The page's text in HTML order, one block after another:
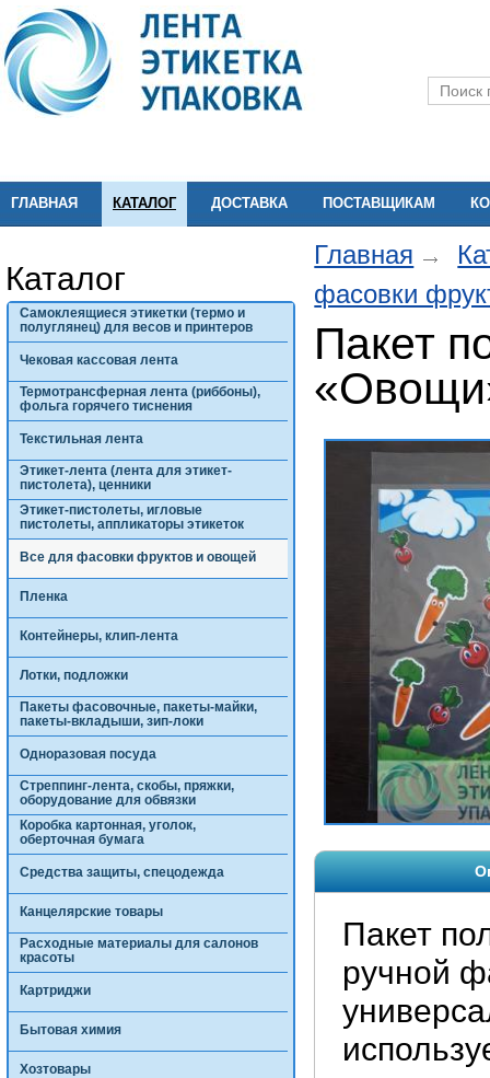
ГЛАВНАЯ КАТАЛОГ ДОСТАВКА ПОСТАВЩИКАМ
Каталог
Самоклеящиеся этикетки (термо и
полуглянец) для весов и принтеров
Чековая кассовая лента
Термотрансферная лента (риббоны),
фольга горячего тиснения
Текстильная лента
Этикет-лента (лента для этикет-
пистолета), ценники
Этикет-пистолеты, игловые
пистолеты, аппликаторы этикеток
Все для фасовки фруктов и овощей
Пленка
Контейнеры, клип-лента
Лотки, подложки
Пакеты фасовочные, пакеты-майки,
пакеты-вкладыши, зип-локи
Одноразовая посуда
Стреппинг-лента, скобы, пряжки,
оборудование для обвязки
Коробка картонная, уголок,
оберточная бумага
Средства защиты, спецодежда
Канцелярские товары
Расходные материалы для салонов
красоты
Картриджи
Бытовая химия
Хозтовары
Главная
фасовки
Пакет
Пакет
ручной